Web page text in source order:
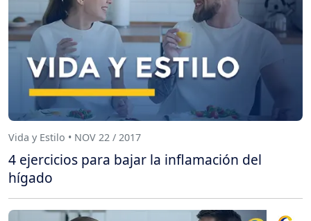
Vida y Estilo • NOV 22 / 2017
4 ejercicios para bajar la inflamación del
hígado